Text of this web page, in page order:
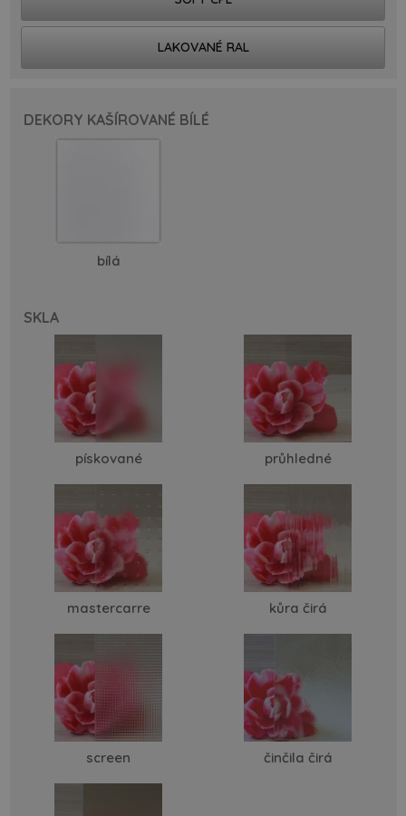
LAKOVANÉ RAL
DEKORY KAŠÍROVANÉ BÍLÉ
bílá
SKLA
pískované průhledné
mastercarre kůra čirá
screen činčila čirá